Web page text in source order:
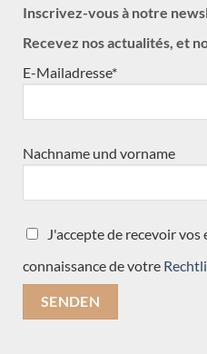
Gitarrebauern
Kenny Hill
Lineu Bravo
Stanislaw Partyka
SeC Guitars
Dieter Müller
David Pelter
Inscrivez-vous à notre
Recevez nos actualités, et
E-Mailadresse*
Nachname und vorname
J'accepte de recevoir
connaissance de votre